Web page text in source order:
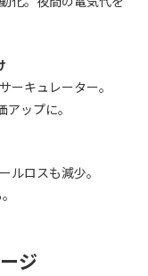
ーキュレーター。
ップに。
ルロスも減少。
ジ